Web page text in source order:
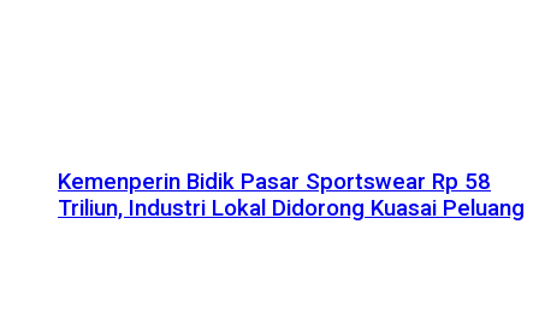
Kemenperin Bidik Pasar Sportswear Rp 58
Triliun, Industri Lokal Didorong Kuasai Peluang